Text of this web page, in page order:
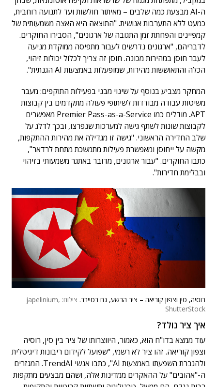
ה-AI מבצעת כמה שלבים – מאיתור חולשות ועד לתנועה רוחבית,
כמעט ללא התערבות אנושית. "התוצאה היא האצה משמעותית של
קמפיינים והפחתת זמן התגובה של ארגונים", הסבירו החוקרים.
לדבריהם, "ארגונים נדרשים לעבור מתפיסה ממוקדת מניעה
לעבר חוסן במהירות מכונה. חוסן זה צריך לכלול יכולות זיהוי,
הכלה והתאוששות מהירות, שמופעלות באמצעות AI הגנתית".
המחקר מצביע בנוסף על שינוי מבני בפעילות התוקפים: מעבר
משיטות עבודה מבודדות לשיתופי פעולה מתקדמים בין קבוצות
APT. מודלים כמו Premier Pass-as-a-Service מאפשרים
לקבוצות שונות לשתף גישה למערכות שנפרצו, ובכך לדלג על
שלב החדירה הראשוני. "גישה זו מגדילה את מהירות ההתקפות,
מקשה על ייחוסן ומאפשרת פעילות מתמשכת מתחת לרדאר",
כתבו החוקרים. "עבור ארגונים, מדובר באתגר משמעותי בזיהוי
ובבלימת חדירות".
רוסיה, סין וצפון קוריאה – ציר הרשע, גם בסייבר.
צילום: japelinium,
ShutterStock
איך ציר נולד?
עוד ממצא בדו"ח הוא, כאמור, היווצרותו של ציר בין סין, רוסיה
וצפון קוריאה. זהו ציר לא רשמי, "שפועל לקידום ריבונות דיגיטלית
ולהגברת השפעתו באמצעות AI", כתבו אנשי TrendAI. המגזרים
ה-"אהובים" על ההאקרים ממדינות אלה, ושהם מבצעים מתקפות